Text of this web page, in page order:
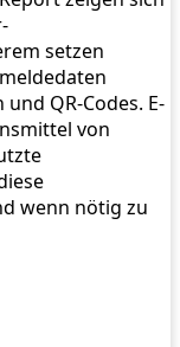
setzen
QR-Codes. E-
von
wenn nötig zu